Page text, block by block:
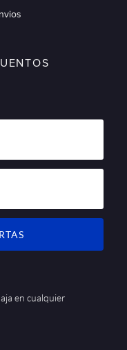
en cualquier